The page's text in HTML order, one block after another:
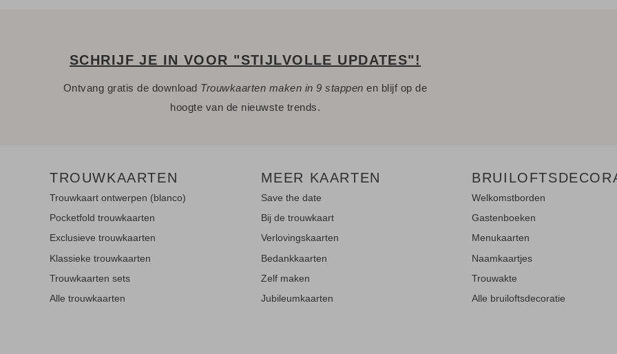
SCHRIJF JE IN VOOR "STIJLVOLLE UPDATES"!
Ontvang gratis de download Trouwkaarten maken in 9 stappen en blijf op de
hoogte van de nieuwste trends.
TROUWKAARTEN
Trouwkaart ontwerpen (blanco)
Pocketfold trouwkaarten
Exclusieve trouwkaarten
Klassieke trouwkaarten
Trouwkaarten sets
Alle trouwkaarten
MEER KAARTEN
Save the date
Bij de trouwkaart
Verlovingskaarten
Bedankkaarten
Zelf maken
Jubileumkaarten
Welkomstborden
Gastenboeken
Menukaarten
Naamkaartjes
Trouwakte
Alle bruiloftsdecoratie